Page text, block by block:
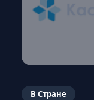
В Стране